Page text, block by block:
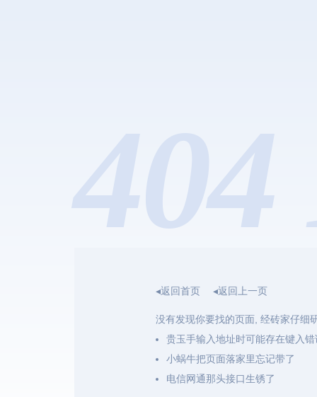
◂返回首页 ◂返回上一页
没有发现你要找的页面, 经砖家仔细
贵玉手输入地址时可能存在键入错
小蜗牛把页面落家里忘记带了
电信网通那头接口生锈了